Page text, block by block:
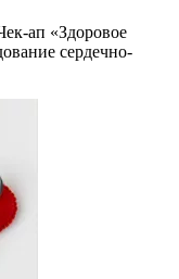
ап «Здоровое
сердечно-